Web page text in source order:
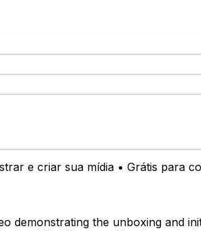
e criar sua mídia • Grátis para
demonstrating the unboxing and